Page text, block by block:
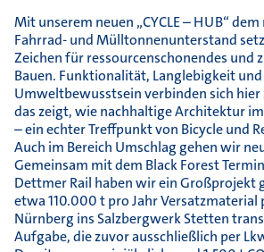
Mit unserem neuen „CYCLE – HUB“
Fahrrad- und Mülltonnenunterstand
Zeichen für ressourcenschonendes und
Bauen. Funktionalität, Langlebigkeit und
Umweltbewusstsein verbinden sich hier
das zeigt, wie nachhaltige Architektur
– ein echter Treffpunkt von Bicycle und
Auch im Bereich Umschlag gehen wir
Gemeinsam mit dem Black Forest
Dettmer Rail haben wir ein Großprojekt
etwa 110.000 t pro Jahr Versatzmaterial
Nürnberg ins Salzbergwerk Stetten
Aufgabe, die zuvor ausschließlich per